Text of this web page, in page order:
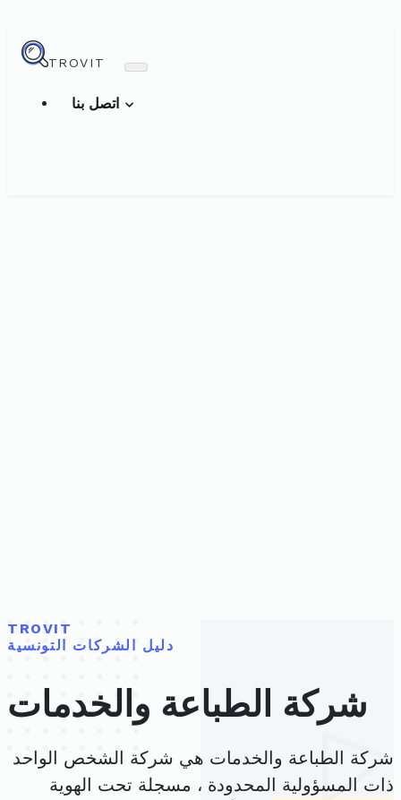
TROVIT
TROVIT
دليل الشركات التونسية
شركة الطباعة والخدمات
شركة الطباعة والخدمات هي شركة الشخص الواحد
ذات المسؤولية المحدودة ، مسجلة تحت الهوية